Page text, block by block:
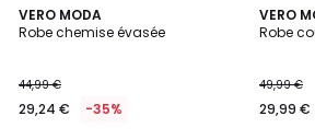
VERO MODA
Robe chemise évasée
44,99 €
29,24 € -35%
VERO
Robe
49,99 €
29,99 €
5
/